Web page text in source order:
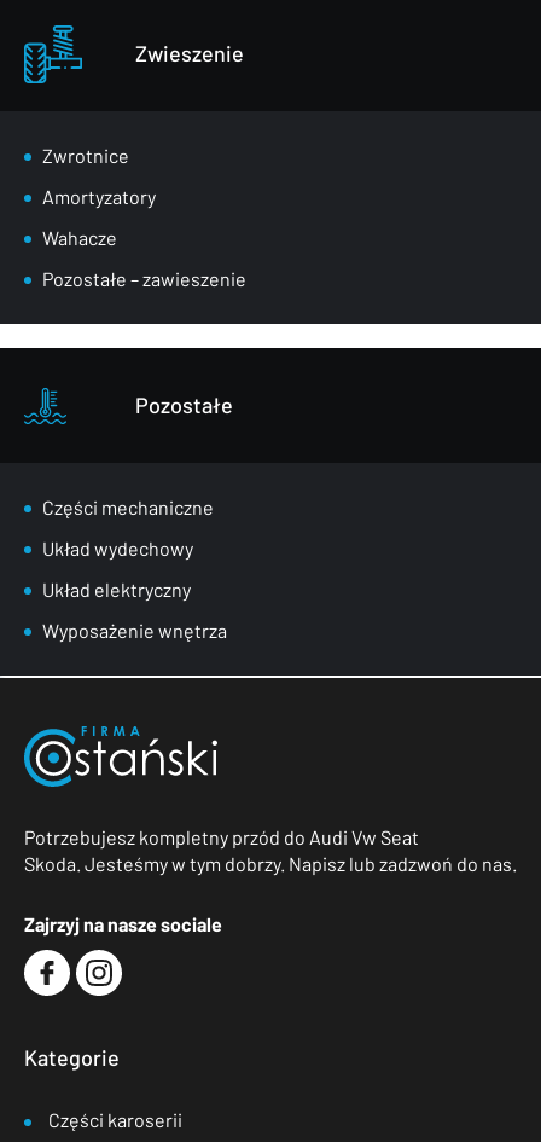
Zwieszenie
Zwrotnice
Amortyzatory
Wahacze
Pozostałe – zawieszenie
Pozostałe
Części mechaniczne
Układ wydechowy
Układ elektryczny
Wyposażenie wnętrza
Potrzebujesz kompletny przód do Audi Vw Seat
Skoda. Jesteśmy w tym dobrzy. Napisz lub zadzwoń do nas.
Zajrzyj na nasze sociale
Kategorie
Części karoserii